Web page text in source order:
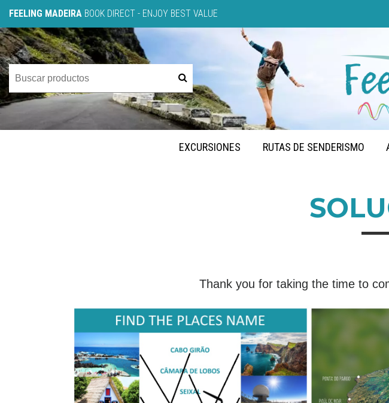
FEELING MADEIRA BOOK DIRECT - ENJOY BEST VALUE
EXCURSIONES RUTAS DE SENDERISMO
Thank you for taking the time to